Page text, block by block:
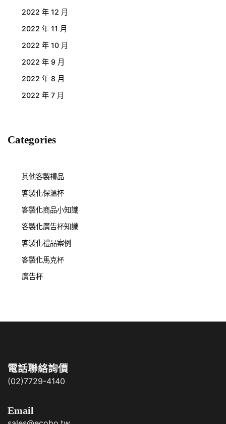
2022 年 12 月
2022 年 11 月
2022 年 10 月
2022 年 9 月
2022 年 8 月
2022 年 7 月
Categories
其他客製禮品
客製化保溫杯
客製化商品小知識
客製化廣告杯知識
客製化禮品案例
客製化馬克杯
廣告杯
電話聯絡詢價
(02)7729-4140
Email